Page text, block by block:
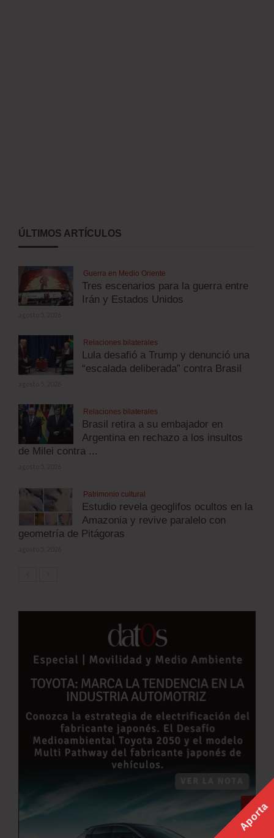
ÚLTIMOS ARTÍCULOS
Guerra en Medio Oriente
Tres escenarios para la guerra entre
Irán y Estados Unidos
Relaciones bilaterales
Lula desafió a Trump y denunció una
“escalada deliberada” contra Brasil
Relaciones bilaterales
Brasil retira a su embajador en
Argentina en rechazo a los insultos
de Milei contra ...
Patrimonio cultural
Estudio revela geoglifos ocultos en la
Amazonia y revive paralelo con
geometría de Pitágoras
Aporta